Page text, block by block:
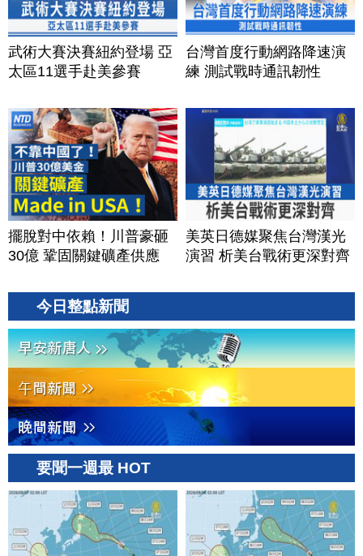
武術大賽決賽紐約登場 亞
太區11選手赴美參賽
台灣首度行動網路降速演
練 測試戰時通訊韌性
擺脫對中依賴！川普豪砸
30億 鞏固關鍵礦產供應
美英日德媒聚焦台灣漢光
演習 析美台戰術更深對齊
今日整點新聞
要聞一週最 HOT